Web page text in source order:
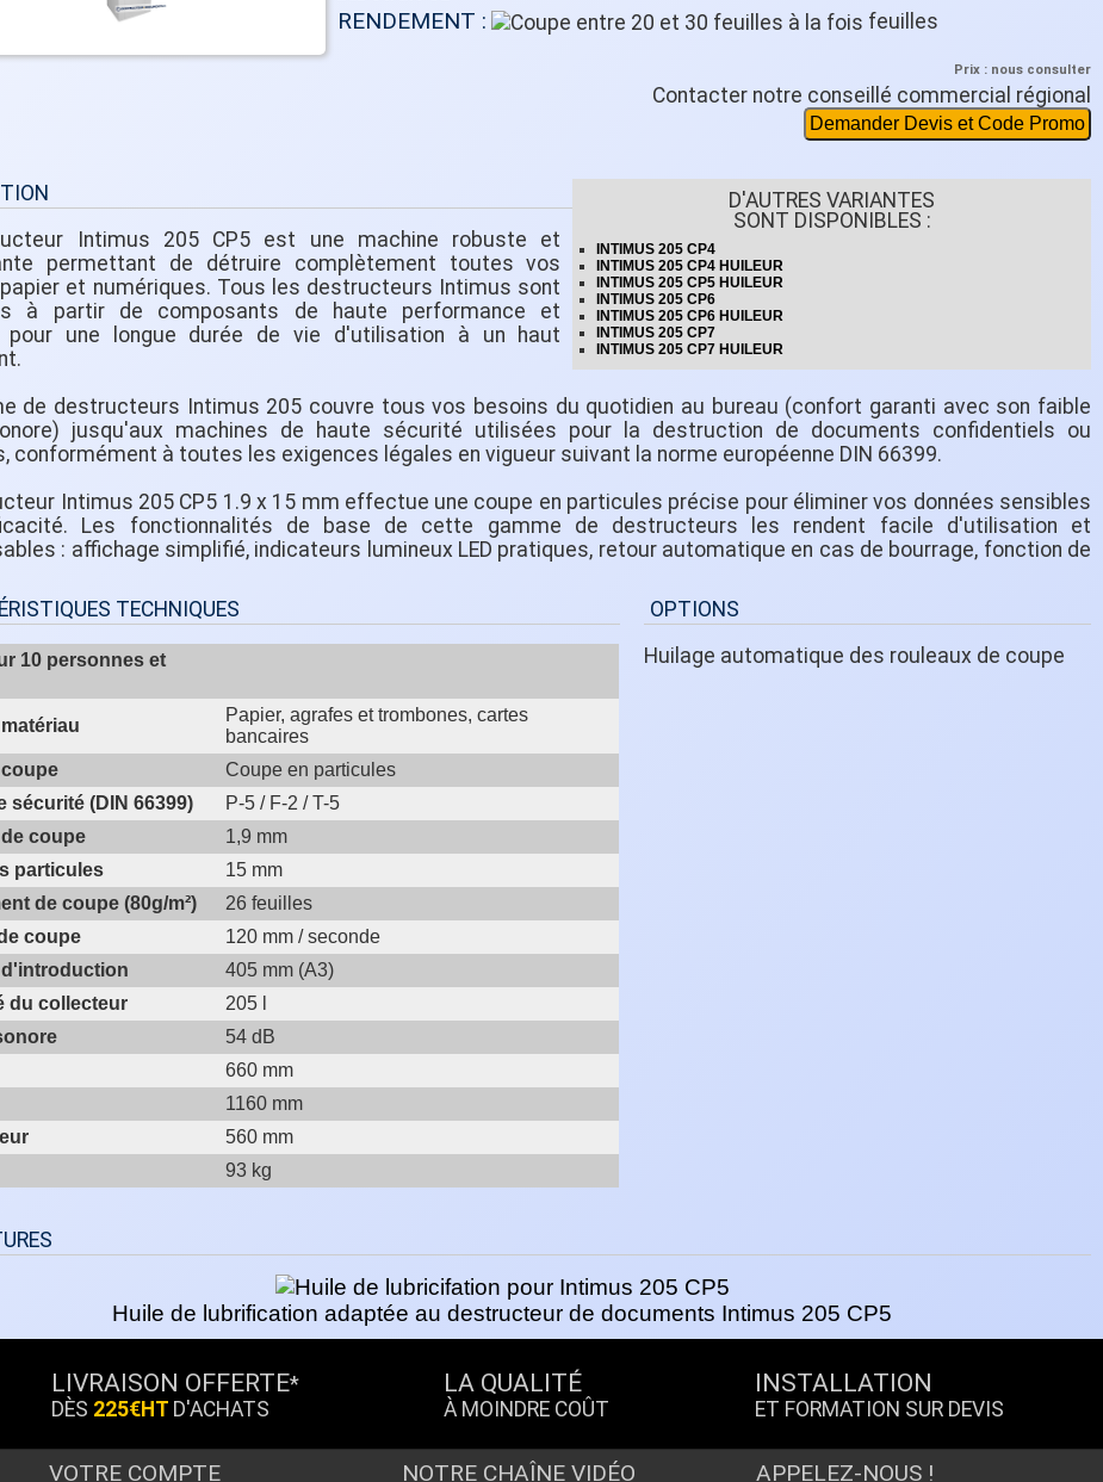
RENDEMENT : feuilles
Prix : nous consulter
Contacter notre conseillé commercial régional
Demander Devis et Code Promo
D'AUTRES VARIANTES
SONT DISPONIBLES :
INTIMUS 205 CP4
INTIMUS 205 CP4 HUILEUR
INTIMUS 205 CP5 HUILEUR
INTIMUS 205 CP6
INTIMUS 205 CP6 HUILEUR
INTIMUS 205 CP7
INTIMUS 205 CP7 HUILEUR
Intimus 205 CP5 est une machine robuste et
permettant de détruire complètement toutes vos
et numériques. Tous les destructeurs Intimus sont
à partir de composants de haute performance et
pour une longue durée de vie d'utilisation à un haut
de destructeurs Intimus 205 couvre tous vos besoins du quotidien au bureau (confort garanti avec son faible
jusqu'aux machines de haute sécurité utilisées pour la destruction de documents confidentiels ou
conformément à toutes les exigences légales en vigueur suivant la norme européenne DIN 66399.
Intimus 205 CP5 1.9 x 15 mm effectue une coupe en particules précise pour éliminer vos données sensibles
Les fonctionnalités de base de cette gamme de destructeurs les rendent facile d'utilisation et
: affichage simplifié, indicateurs lumineux LED pratiques, retour automatique en cas de bourrage, fonction de
TECHNIQUES
10 personnes et
Papier, agrafes et trombones, cartes
bancaires
Coupe en particules
sécurité (DIN 66399)
P-5 / F-2 / T-5
coupe
1,9 mm
particules
15 mm
de coupe (80g/m²)
26 feuilles
coupe
120 mm / seconde
d'introduction
405 mm (A3)
du collecteur
205 l
54 dB
660 mm
1160 mm
560 mm
93 kg
OPTIONS
Huilage automatique des rouleaux de coupe
Huile de lubrification adaptée au destructeur de documents Intimus 205 CP5
LIVRAISON OFFERTE*
DÈS 225€HT D'ACHATS
LA QUALITÉ
À MOINDRE COÛT
INSTALLATION
ET FORMATION SUR DEVIS
VOTRE COMPTE NOTRE CHAÎNE VIDÉO APPELEZ-NOUS !